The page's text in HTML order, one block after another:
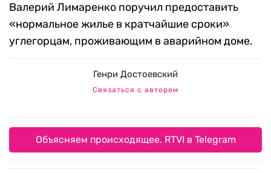
Валерий Лимаренко поручил предоставить
«нормальное жилье в кратчайшие сроки»
углегорцам, проживающим в аварийном доме.
Генри Достоевский
Связаться с автором
Объясняем происходящее. RTVI в Telegram